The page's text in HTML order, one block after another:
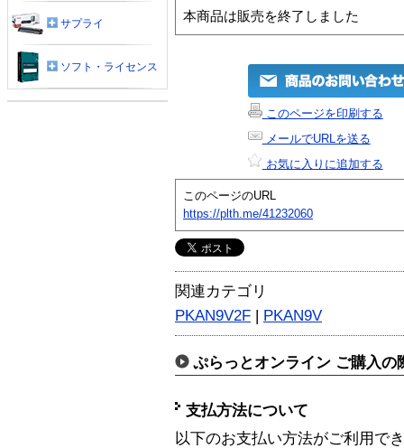
本商品は販売を終了しました
このページを印刷する
メールでURLを送る
お気に入りに追加する
このページのURL
https://plth.me/41232060
関連カテゴリ
PKAN9V2F | PKAN9V
ぷらっとオンライン ご購入の
支払方法について
以下のお支払い方法がご利用で
サプライ
ソフト・ライセンス